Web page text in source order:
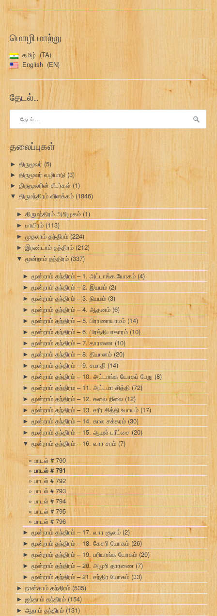
மொழி மாற்று
தமிழ்
TA
English
EN
தேடல்…
தேடு:
தலைப்புகள்
► திருமூலர் (5)
► திருமூலர் வழிபாடு (3)
► திருமூலரின் சீடர்கள் (1)
▼ திருமந்திரம் விளக்கம் (1846)
► திருமந்திரம் அறிமுகம் (1)
► பாயிரம் (113)
► முதலாம் தந்திரம் (224)
► இரண்டாம் தந்திரம்(212)
▼ மூன்றாம் தந்திரம் (337)
► மூன்றாம் தந்திரம் – 1. அட்டாங்க யோகம் (4)
► மூன்றாம் தந்திரம் – 2. இயமம் (2)
► மூன்றாம் தந்திரம் – 3. நியமம் (3)
► மூன்றாம் தந்திரம் – 4. ஆதனம் (6)
► மூன்றாம் தந்திரம் – 5. பிராணாயாமம் (14)
► மூன்றாம் தந்திரம் – 6. பிரத்தியாகாரம் (10)
► மூன்றாம் தந்திரம் – 7. தாரணை (10)
► மூன்றாம் தந்திரம் – 8. தியானம் (20)
► மூன்றாம் தந்திரம் – 9. சமாதி (14)
► மூன்றாம் தந்திரம் – 10. அட்டாங்க யோகப் பேறு (8)
► மூன்றாம் தந்திரம – 11. அட்டமா சித்தி (72)
► மூன்றாம் தந்திரம் – 12. கலை நிலை (12)
► மூன்றாம் தந்திரம் – 13. சரீர சித்தி உபாயம் (17)
► மூன்றாம் தந்திரம் – 14. கால சக்கரம் (30)
► மூன்றாம் தந்திரம் – 15. ஆயுள் பரீட்சை (20)
▼ மூன்றாம் தந்திரம் – 16. வார சரம் (7)
பாடல் # 790
பாடல் # 791
பாடல் # 792
பாடல் # 793
பாடல் # 794
பாடல் # 795
பாடல் # 796
► மூன்றாம் தந்திரம் – 17. வார சூலம் (2)
► மூன்றாம் தந்திரம் – 18. கேசரி யோகம் (26)
► மூன்றாம் தந்திரம் – 19. பரியாங்க யோகம் (20)
► மூன்றாம் தந்திரம் – 20. அமுரி தாரணை (7)
► மூன்றாம் தந்திரம் – 21. சந்திர யோகம் (33)
► நான்காம் தந்திரம் (535)
► ஐந்தாம் தந்திரம் (154)
► ஆறாம் தந்திரம் (131)